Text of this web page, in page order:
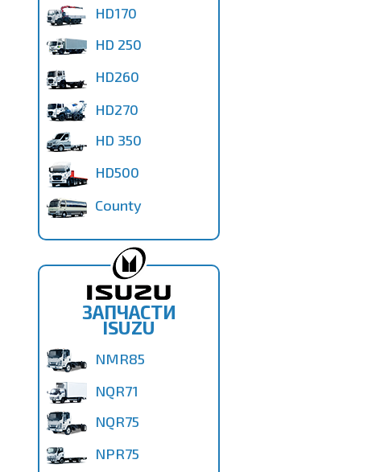
HD170
HD 250
HD260
HD270
HD 350
HD500
County
ЗАПЧАСТИ
ISUZU
NMR85
NQR71
NQR75
NPR75